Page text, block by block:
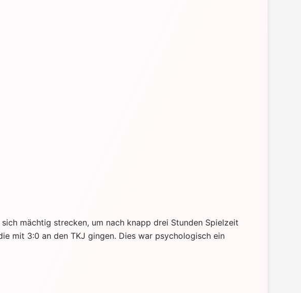
mächtig strecken, um nach knapp drei Stunden Spielzeit
mit 3:0 an den TKJ gingen. Dies war psychologisch ein